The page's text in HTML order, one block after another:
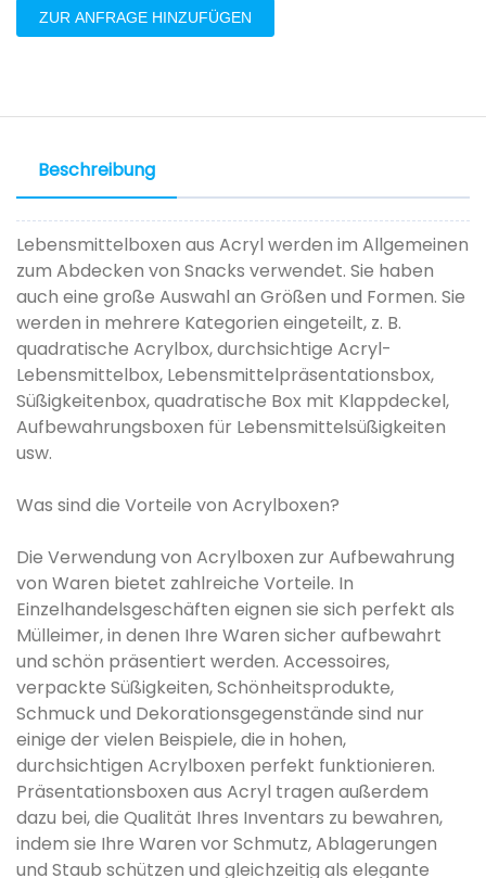
ZUR ANFRAGE HINZUFÜGEN
Beschreibung
Lebensmittelboxen aus Acryl werden im Allgemeinen
zum Abdecken von Snacks verwendet. Sie haben
auch eine große Auswahl an Größen und Formen. Sie
werden in mehrere Kategorien eingeteilt, z. B.
quadratische Acrylbox, durchsichtige Acryl-
Lebensmittelbox, Lebensmittelpräsentationsbox,
Süßigkeitenbox, quadratische Box mit Klappdeckel,
Aufbewahrungsboxen für Lebensmittelsüßigkeiten
usw.
Was sind die Vorteile von Acrylboxen?
Die Verwendung von Acrylboxen zur Aufbewahrung
von Waren bietet zahlreiche Vorteile. In
Einzelhandelsgeschäften eignen sie sich perfekt als
Mülleimer, in denen Ihre Waren sicher aufbewahrt
und schön präsentiert werden. Accessoires,
verpackte Süßigkeiten, Schönheitsprodukte,
Schmuck und Dekorationsgegenstände sind nur
einige der vielen Beispiele, die in hohen,
durchsichtigen Acrylboxen perfekt funktionieren.
Präsentationsboxen aus Acryl tragen außerdem
dazu bei, die Qualität Ihres Inventars zu bewahren,
indem sie Ihre Waren vor Schmutz, Ablagerungen
und Staub schützen und gleichzeitig als elegante